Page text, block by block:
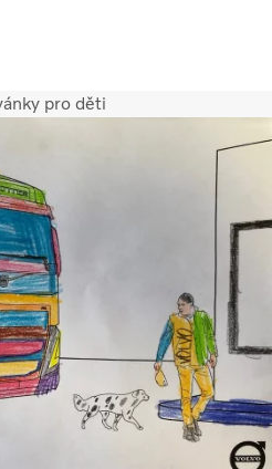
Přihlášení k Volvo
pro děti